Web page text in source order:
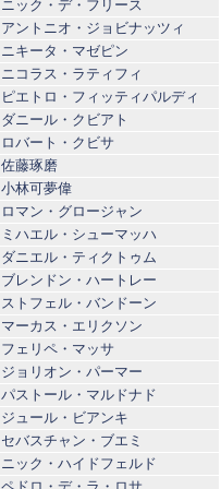
ニック・デ・フリース
アントニオ・ジョビナッツィ
ニキータ・マゼピン
ニコラス・ラティフィ
ピエトロ・フィッティパルディ
ダニール・クビアト
ロバート・クビサ
佐藤琢磨
小林可夢偉
ロマン・グロージャン
ミハエル・シューマッハ
ダニエル・ティクトゥム
ブレンドン・ハートレー
ストフェル・バンドーン
マーカス・エリクソン
フェリペ・マッサ
ジョリオン・パーマー
パストール・マルドナド
ジュール・ビアンキ
セバスチャン・ブエミ
ニック・ハイドフェルド